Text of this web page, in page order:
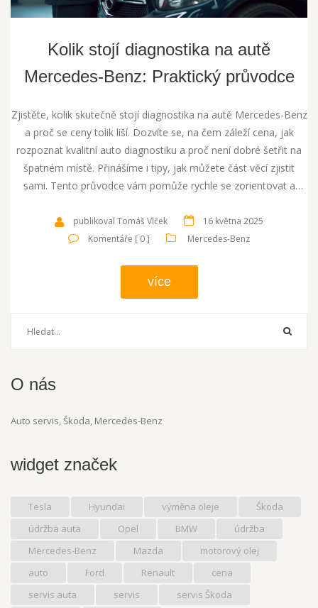
Kolik stojí diagnostika na autě
Mercedes-Benz: Praktický průvodce
Zjistěte, kolik skutečně stojí diagnostika na autě Mercedes-Benz
a proč se ceny tolik liší. Dozvíte se, na čem záleží cena, jak
rozpoznat kvalitní auto diagnostiku a proč není dobré šetřit na
špatném místě. Přinášíme i tipy, jak můžete část věcí zjistit
sami. Tento průvodce vám pomůže rychle se zorientovat a
publikoval Tomáš Vlček
16 května 2025
Komentáře [ 0 ]
Mercedes-Benz
více
O nás
Auto servis, Škoda, Mercedes-Benz
widget značek
Tesla Hyundai výměna oleje
Škoda
údržba auta
Opel BMW
údržba
Mercedes-Benz
Mazda
motorový olej
auto
Ford Renault
cena
servis auta
servis servis Škoda